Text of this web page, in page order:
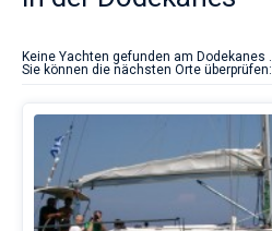
Spanien
Frankreich
Sardinien
Sizilien
Marina Dalmacija
D-Marin Gouvia Marina
Beliebte Marken
Jeanneau
Bavaria
Lagoon 40
Lagoon 42
Segelyachten
Bavaria C42
Reiseziele
am
houseboat-
Charter
Dodekanes
für
Keine Yachten gefunden am Dodekanes .
Sie können die nächsten Orte überprüfen:
Personen
Kabinen